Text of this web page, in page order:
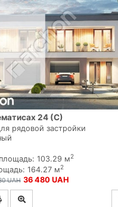
24 (С)
рядовой застройки
103.29 м2
164.27 м2
UAH 36 480 UAH